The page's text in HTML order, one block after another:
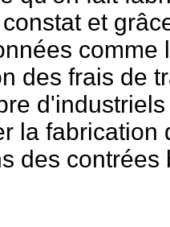
et
comme
des frais de
la fabrication
des contrées